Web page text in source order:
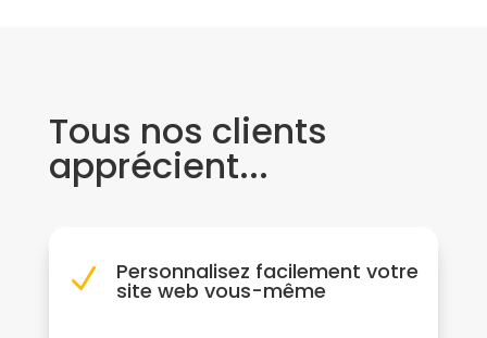
Tous nos clients
apprécient...
N Personnalisez facilement votre
site web vous-même